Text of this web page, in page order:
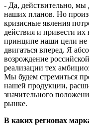
- Да, действительно, мы
наших планов. Но
кризисные явления
действия и привести их
принципе наши цели не
двигаться вперед. Я
возрождение
реализации тех
Мы будем стремиться
нашей продукции,
значительного
рынке.
В каких регионах